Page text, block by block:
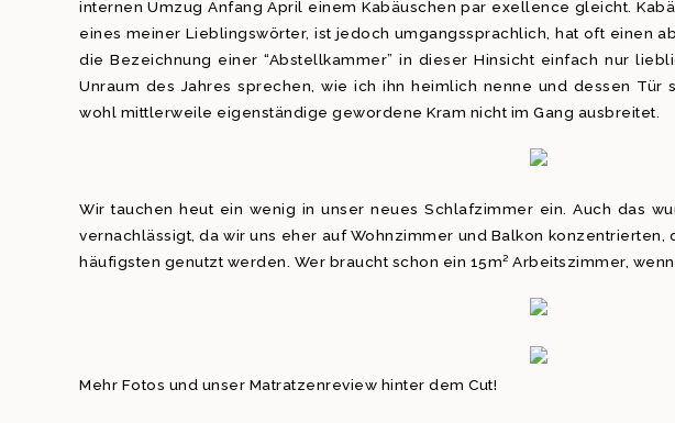
internen Umzug Anfang April einem Kabäuschen par exellence gleicht.
eines meiner Lieblingswörter, ist jedoch umgangssprachlich, hat oft einen
die Bezeichnung einer “Abstellkammer” in dieser Hinsicht einfach nur
Unraum des Jahres sprechen, wie ich ihn heimlich nenne und dessen
wohl mittlerweile eigenständige gewordene Kram nicht im Gang ausbreitet.
Wir tauchen heut ein wenig in unser neues Schlafzimmer ein. Auch das
vernachlässigt, da wir uns eher auf Wohnzimmer und Balkon
häufigsten genutzt werden. Wer braucht schon ein 15m² Arbeitszimmer,
Mehr Fotos und unser Matratzenreview hinter dem Cut!